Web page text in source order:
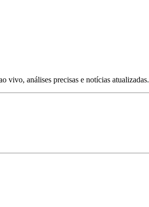
vivo, análises precisas e notícias atualizadas.